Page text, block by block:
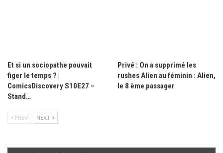
Et si un sociopathe pouvait
figer le temps ? |
ComicsDiscovery S10E27 –
Stand…
Privé : On a supprimé les
rushes Alien au féminin : Alien,
le 8 ème passager
PREV NEXT